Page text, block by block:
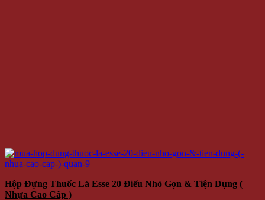
Hộp Đựng Thuốc Lá Esse 20 Điếu Nhỏ Gọn & Tiện Dụng (
Nhựa Cao Cấp )